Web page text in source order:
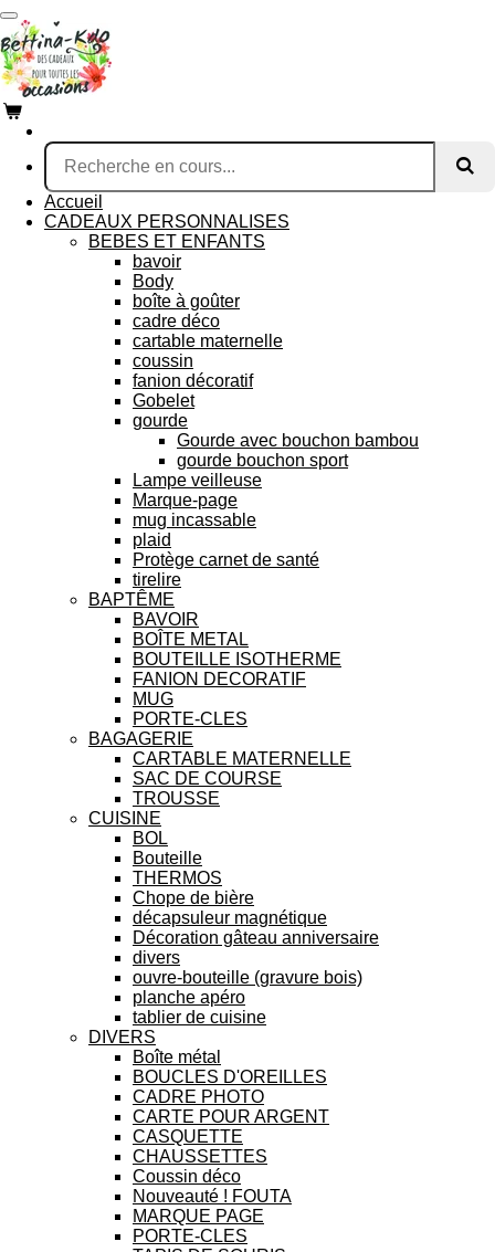
Passer
au
contenu
principal
Accueil
CADEAUX PERSONNALISES
BEBES ET ENFANTS
bavoir
Body
boîte à goûter
cadre déco
cartable maternelle
coussin
fanion décoratif
Gobelet
gourde
Gourde avec bouchon bambou
gourde bouchon sport
Lampe veilleuse
Marque-page
mug incassable
plaid
Protège carnet de santé
tirelire
BAPTÊME
BAVOIR
BOÎTE METAL
BOUTEILLE ISOTHERME
FANION DECORATIF
MUG
PORTE-CLES
BAGAGERIE
CARTABLE MATERNELLE
SAC DE COURSE
TROUSSE
CUISINE
BOL
Bouteille
THERMOS
Chope de bière
décapsuleur magnétique
Décoration gâteau anniversaire
divers
ouvre-bouteille (gravure bois)
planche apéro
tablier de cuisine
DIVERS
Boîte métal
BOUCLES D'OREILLES
CADRE PHOTO
CARTE POUR ARGENT
CASQUETTE
CHAUSSETTES
Coussin déco
Nouveauté ! FOUTA
MARQUE PAGE
PORTE-CLES